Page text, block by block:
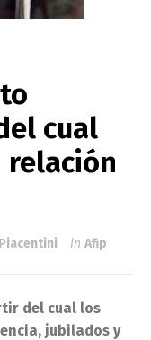
cual
relación
in Afip
del cual los
jubilados y